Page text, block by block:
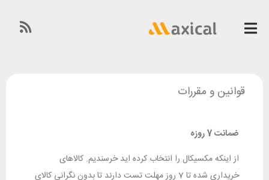
قوانین و مقررات
ضمانت 7 روزه
از اینکه مکسیکال را انتخاب کرده اید خرسندیم. کالاهای
خریداری شده تا 7 روز مهلت تست دارند تا بدون نگرانی کالای